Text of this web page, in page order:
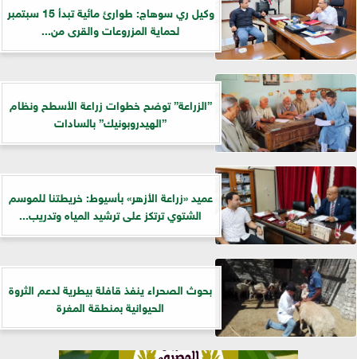
وكيل ري سوهاج: طوارئ مائية تبدأ 15 سبتمبر
لحماية المزروعات والقرى من...
”الزراعة” توضح خطوات زراعة الأسطح ونظام
”الهيدروبونيك” بالسادات
عميد «زراعة الأزهر» بأسيوط: خريطتنا للموسم
الشتوي ترتكز على ترشيد المياه وتدريب...
بحوث الصحراء ينفذ قافلة بيطرية لدعم الثروة
الحيوانية بمنطقة المغرة